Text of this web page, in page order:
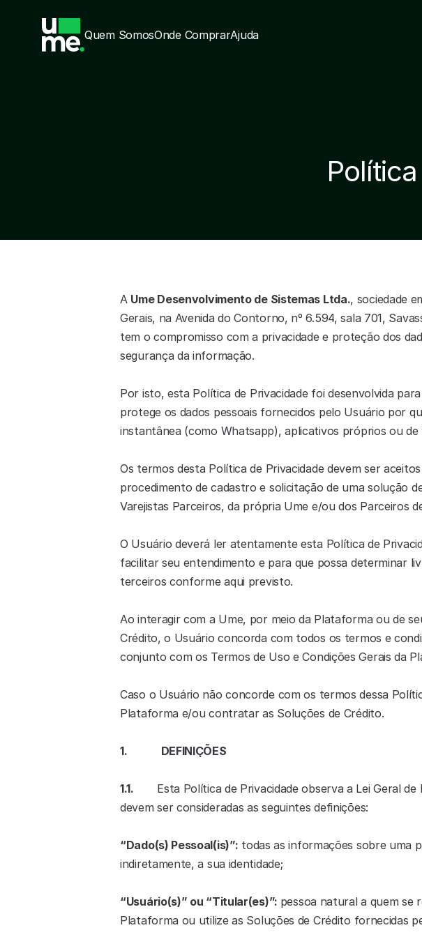
Quem SomosOnde ComprarAjuda
A Ume Desenvolvimento de Sistemas Ltda., sociedade
Gerais, na Avenida do Contorno, nº 6.594, sala 701,
tem o compromisso com a privacidade e proteção dos
segurança da informação.
Por isto, esta Política de Privacidade foi desenvolvida
protege os dados pessoais fornecidos pelo Usuário por
instantânea (como Whatsapp), aplicativos próprios ou
Os termos desta Política de Privacidade devem ser
procedimento de cadastro e solicitação de uma solução
Varejistas Parceiros, da própria Ume e/ou dos Parceiros
O Usuário deverá ler atentamente esta Política de
facilitar seu entendimento e para que possa determinar
terceiros conforme aqui previsto.
Ao interagir com a Ume, por meio da Plataforma ou de
Crédito, o Usuário concorda com todos os termos e
conjunto com os Termos de Uso e Condições Gerais da
Caso o Usuário não concorde com os termos dessa
Plataforma e/ou contratar as Soluções de Crédito.
1.             DEFINIÇÕES
1.1. Esta Política de Privacidade observa a Lei Geral
devem ser consideradas as seguintes definições:
“Dado(s) Pessoal(is)”: todas as informações sobre uma
indiretamente, a sua identidade;
“Usuário(s)” ou “Titular(es)”: pessoa natural a quem se
Plataforma ou utilize as Soluções de Crédito fornecidas